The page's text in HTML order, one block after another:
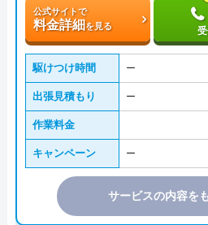
公式サイトで
料金詳細を見る
駆けつけ時間 ー
出張見積もり ー
作業料金
キャンペーン ー
サービスの内容を